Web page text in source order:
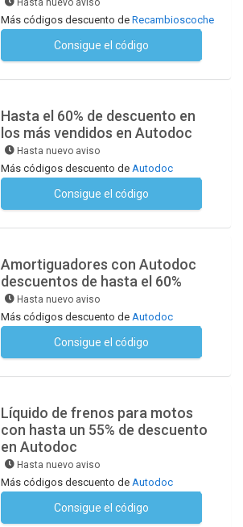
Hasta nuevo aviso
Más códigos descuento de Recambioscoche
Consigue el código
Hasta el 60% de descuento en
los más vendidos en Autodoc
Hasta nuevo aviso
Más códigos descuento de Autodoc
Consigue el código
Amortiguadores con Autodoc
descuentos de hasta el 60%
Hasta nuevo aviso
Más códigos descuento de Autodoc
Consigue el código
Líquido de frenos para motos
con hasta un 55% de descuento
en Autodoc
Hasta nuevo aviso
Más códigos descuento de Autodoc
Consigue el código